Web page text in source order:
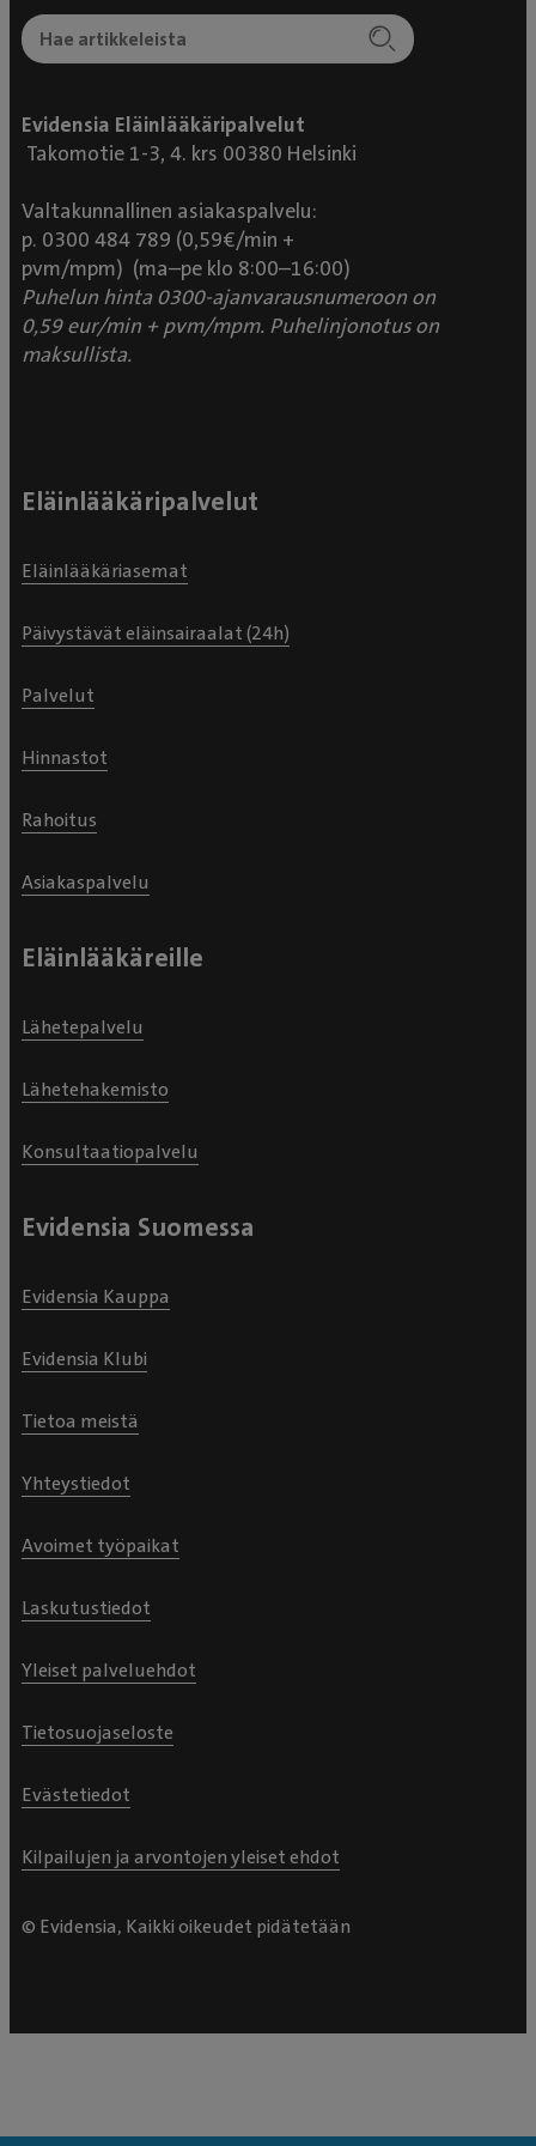
Evidensia Eläinlääkäripalvelut
Takomotie 1-3, 4. krs 00380 Helsinki
Valtakunnallinen asiakaspalvelu:
p. 0300 484 789 (0,59€/min +
pvm/mpm) (ma–pe klo 8:00–16:00)
Puhelun hinta 0300-ajanvarausnumeroon on
0,59 eur/min + pvm/mpm. Puhelinjonotus on
maksullista.
Eläinlääkäripalvelut
Eläinlääkäriasemat
Päivystävät eläinsairaalat (24h)
Palvelut
Hinnastot
Rahoitus
Asiakaspalvelu
Eläinlääkäreille
Lähetepalvelu
Lähetehakemisto
Konsultaatiopalvelu
Evidensia Suomessa
Evidensia Kauppa
Evidensia Klubi
Tietoa meistä
Yhteystiedot
Avoimet työpaikat
Laskutustiedot
Yleiset palveluehdot
Tietosuojaseloste
Evästetiedot
Kilpailujen ja arvontojen yleiset ehdot
© Evidensia, Kaikki oikeudet pidätetään